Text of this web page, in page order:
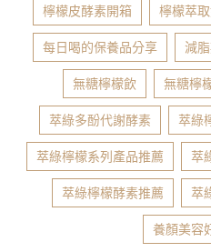
檸檬皮酵素開箱 檸檬萃
每日喝的保養品分享 減
無糖檸檬飲 無糖檸
萃綠多酚代謝酵素 萃綠
萃綠檸檬系列產品推薦 萃
萃綠檸檬酵素推薦 萃
養顏美容